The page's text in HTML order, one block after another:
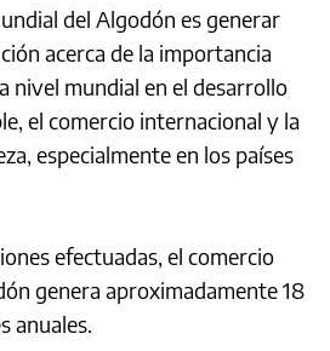
del Algodón es generar
acerca de la importancia
nivel mundial en el desarrollo
el comercio internacional y la
especialmente en los países
efectuadas, el comercio
genera aproximadamente 18
anuales.